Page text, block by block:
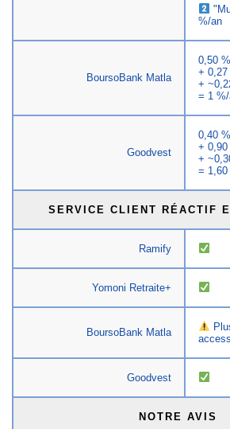
%/an
BoursoBank Matla
0,50
+ 0,27
+
= 1
Goodvest
0,40
+
+
=
SERVICE CLIENT RÉACTIF
Ramify
Yomoni Retraite+
BoursoBank Matla
Goodvest
NOTRE AVIS